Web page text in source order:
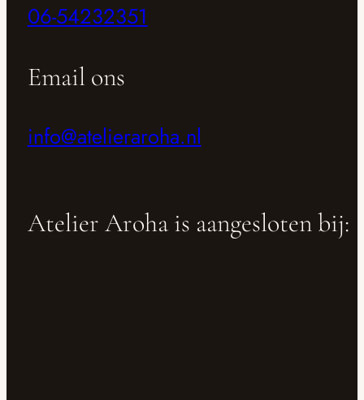
06-54232351
Email ons
info@atelieraroha.nl
Atelier Aroha is aangesloten bij: